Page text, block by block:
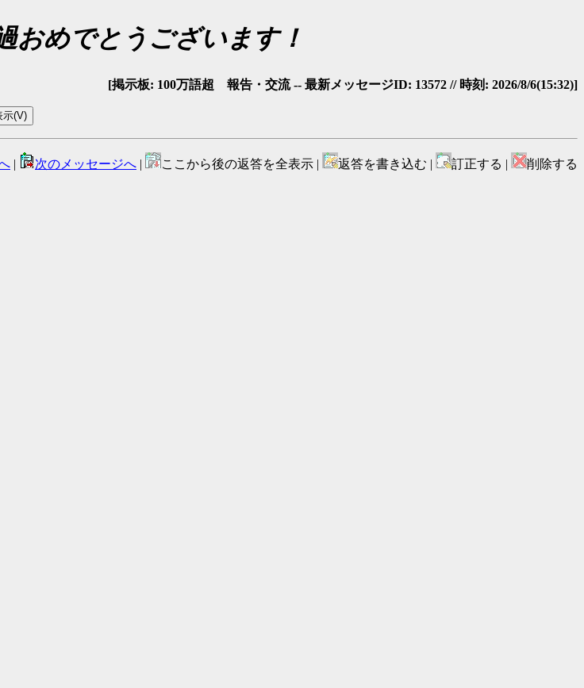
おめでとうございます！
[掲示板: 100万語超 報告・交流 -- 最新メッセージID: 13572 // 時刻: 2026/8/6(15:32)]
| 次のメッセージへ | ここから後の返答を全表示 | 返答を書き込む | 訂正する | 削除する